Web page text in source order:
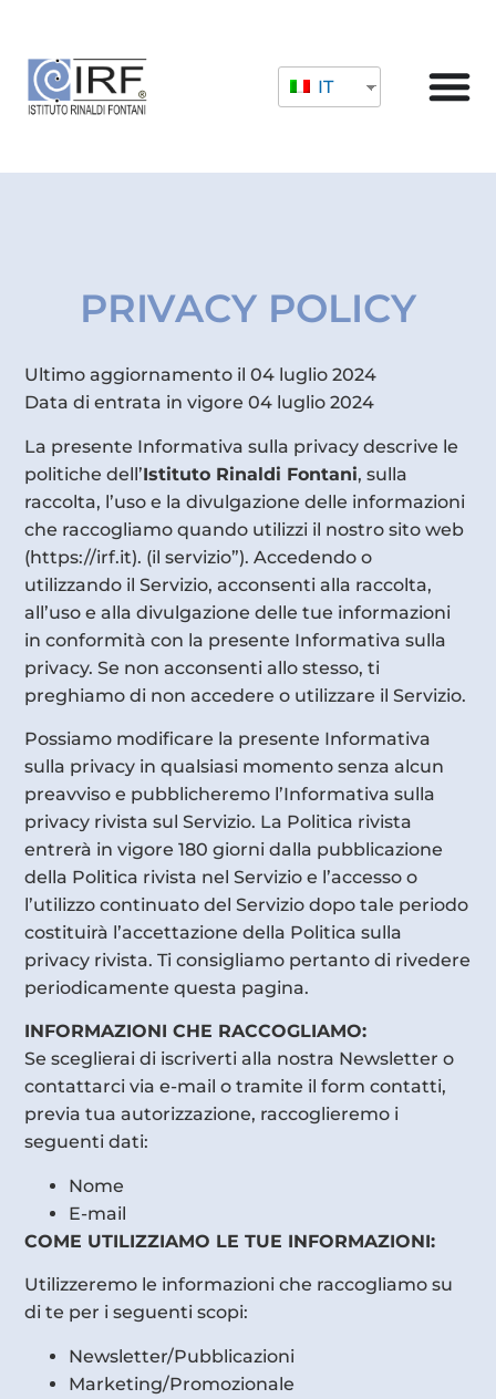
IT
PRIVACY POLICY
Ultimo aggiornamento il 04 luglio 2024
Data di entrata in vigore 04 luglio 2024
La presente Informativa sulla privacy descrive le
politiche dell’Istituto Rinaldi Fontani, sulla
raccolta, l’uso e la divulgazione delle informazioni
che raccogliamo quando utilizzi il nostro sito web
(https://irf.it). (il servizio”). Accedendo o
utilizzando il Servizio, acconsenti alla raccolta,
all’uso e alla divulgazione delle tue informazioni
in conformità con la presente Informativa sulla
privacy. Se non acconsenti allo stesso, ti
preghiamo di non accedere o utilizzare il Servizio.
Possiamo modificare la presente Informativa
sulla privacy in qualsiasi momento senza alcun
preavviso e pubblicheremo l’Informativa sulla
privacy rivista sul Servizio. La Politica rivista
entrerà in vigore 180 giorni dalla pubblicazione
della Politica rivista nel Servizio e l’accesso o
l’utilizzo continuato del Servizio dopo tale periodo
costituirà l’accettazione della Politica sulla
privacy rivista. Ti consigliamo pertanto di rivedere
periodicamente questa pagina.
INFORMAZIONI CHE RACCOGLIAMO:
Se sceglierai di iscriverti alla nostra Newsletter o
contattarci via e-mail o tramite il form contatti,
previa tua autorizzazione, raccoglieremo i
seguenti dati:
Nome
E-mail
COME UTILIZZIAMO LE TUE INFORMAZIONI:
Utilizzeremo le informazioni che raccogliamo su
di te per i seguenti scopi:
Newsletter/Pubblicazioni
Marketing/Promozionale